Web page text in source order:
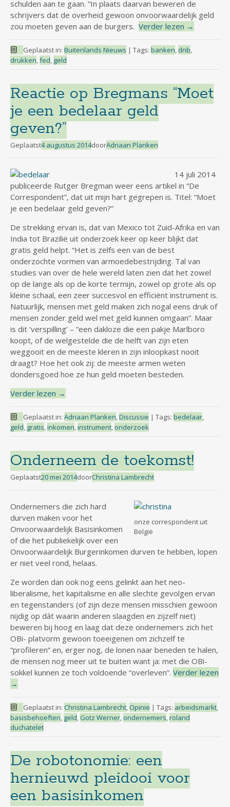
schulden aan te gaan. “In plaats daarvan beweren de
schrijvers dat de overheid gewoon onvoorwaardelijk geld
zou moeten geven aan de burgers. Verder lezen →
Geplaatst in: Buitenlands Nieuws | Tags: banken, dnb,
drukken,fed, geld
Reactie op Bregmans “Moet
je een bedelaar geld
geven?”
Geplaatst4 augustus 2014doorAdriaan Planken
14 juli 2014
publiceerde Rutger Bregman weer eens artikel in “De
Correspondent”, dat uit mijn hart gegrepen is. Titel: “Moet
je een bedelaar geld geven?”
De strekking ervan is, dat van Mexico tot Zuid-Afrika en van
India tot Brazilië uit onderzoek keer op keer blijkt dat
gratis geld helpt. “Het is zelfs een van de best
onderzochte vormen van armoedebestrijding. Tal van
studies van over de hele wereld laten zien dat het zowel
op de lange als op de korte termijn, zowel op grote als op
kleine schaal, een zeer succesvol en efficiënt instrument is.
Natuurlijk, mensen met geld maken zich nogal eens druk of
mensen zonder geld wel met geld kunnen omgaan”. Maar
is dit ‘verspilling’ – “een dakloze die een pakje Marlboro
koopt, of de welgestelde die de helft van zijn eten
weggooit en de meeste kleren in zijn inloopkast nooit
draagt? Hoe het ook zij: de meeste armen weten
dondersgoed hoe ze hun geld moeten besteden.
Verder lezen →
Geplaatst in: Adriaan Planken,Discussie | Tags: bedelaar,
geld, gratis,inkomen,instrument, onderzoek
Onderneem de toekomst!
Geplaatst20 mei 2014doorChristina Lambrecht
onze correspondent uit
België
Ondernemers die zich hard
durven maken voor het
Onvoorwaardelijk Basisinkomen
of die het publiekelijk over een
Onvoorwaardelijk Burgerinkomen durven te hebben, lopen
er niet veel rond, helaas.
Ze worden dan ook nog eens gelinkt aan het neo-
liberalisme, het kapitalisme en alle slechte gevolgen ervan
en tegenstanders (of zijn deze mensen misschien gewoon
nijdig op dàt waarin anderen slaagden en zijzelf niet)
beweren bij hoog en laag dat deze ondernemers zich het
OBi- platvorm gewoon toeeigenen om zichzelf te
“profileren” en, erger nog, de lonen naar beneden te halen,
de mensen nog meer uit te buiten want ja: met die OBi-
sokkel kunnen ze toch voldoende “overleven”. Verder lezen
→
Geplaatst in: Christina Lambrecht, Opinie | Tags: arbeidsmarkt,
basisbehoeften, geld, Gotz Werner, ondernemers,roland
duchatelet
De robotonomie: een
hernieuwd pleidooi voor
een basisinkomen